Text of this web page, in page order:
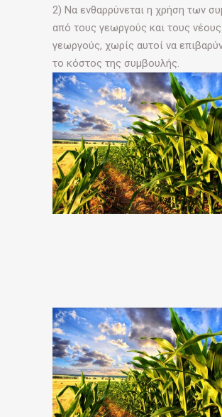
2) Να ενθαρρύνεται η χρήση των
από τους γεωργούς και τους νέους
γεωργούς, χωρίς αυτοί να
το κόστος της συμβουλής.